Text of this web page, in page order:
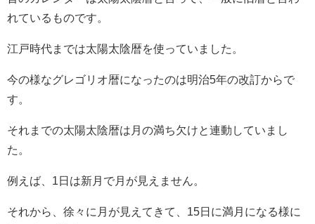
れているものです。
江戸時代までは太陽太陰暦を使っていました。
今の様なグレゴリオ暦になったのは明治5年の改訂からで
す。
それまでの太陽太陰暦は月の満ち欠けと連動していまし
た。
例えば、1日は新月で月が見えません。
それから、徐々に月が見えてきて、15日に満月になる様に